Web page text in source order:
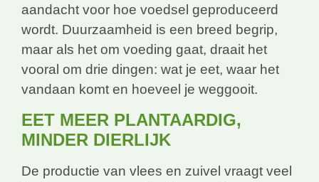
aandacht voor hoe voedsel geproduceerd
wordt. Duurzaamheid is een breed begrip,
maar als het om voeding gaat, draait het
vooral om drie dingen: wat je eet, waar het
vandaan komt en hoeveel je weggooit.
EET MEER PLANTAARDIG,
MINDER DIERLIJK
De productie van vlees en zuivel vraagt veel